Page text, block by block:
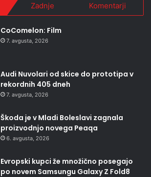
Zadnje Komentarji
CoComelon: Film
7. avgusta, 2026
Audi Nuvolari od skice do prototipa v
rekordnih 405 dneh
7. avgusta, 2026
Škoda je v Mladi Boleslavi zagnala
proizvodnjo novega Peaqa
6. avgusta, 2026
Evropski kupci že množično posegajo
po novem Samsungu Galaxy Z Fold8